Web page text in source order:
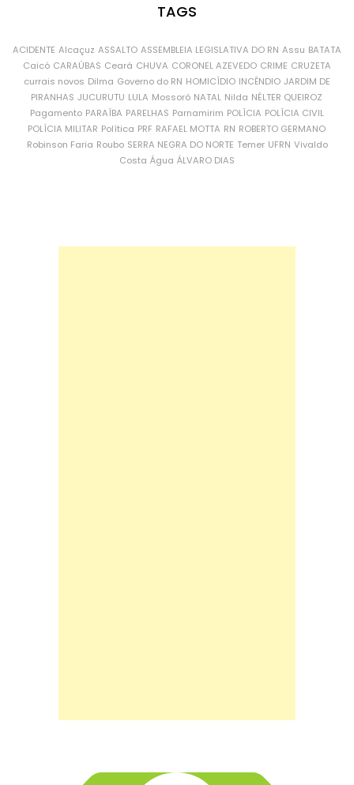
TAGS
ACIDENTE Alcaçuz ASSALTO ASSEMBLEIA LEGISLATIVA DO RN Assu BATATA
Caicó CARAÚBAS Ceará CHUVA CORONEL AZEVEDO CRIME CRUZETA
currais novos Dilma Governo do RN HOMICÍDIO INCÊNDIO JARDIM DE
PIRANHAS JUCURUTU LULA Mossoró NATAL Nilda NÉLTER QUEIROZ
Pagamento PARAÍBA PARELHAS Parnamirim POLÍCIA POLÍCIA CIVIL
POLÍCIA MILITAR Política PRF RAFAEL MOTTA RN ROBERTO GERMANO
Robinson Faria Roubo SERRA NEGRA DO NORTE Temer UFRN Vivaldo
Costa Água ÁLVARO DIAS